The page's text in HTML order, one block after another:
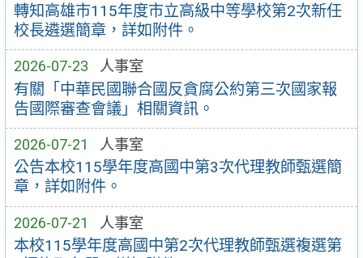
轉知高雄市115年度市立高級中等學校第2次新任
校長遴選簡章，詳如附件。
2026-07-23 人事室
有關「中華民國聯合國反貪腐公約第三次國家報
告國際審查會議」相關資訊。
2026-07-21 人事室
公告本校115學年度高國中第3次代理教師甄選簡
章，詳如附件。
2026-07-21 人事室
本校115學年度高國中第2次代理教師甄選複選第